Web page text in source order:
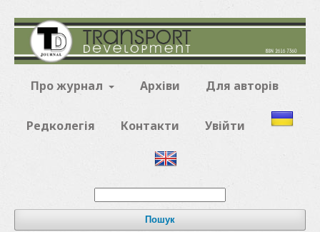
Про журнал Архіви Для авторів
Редколегія Контакти Увійти
Пошук